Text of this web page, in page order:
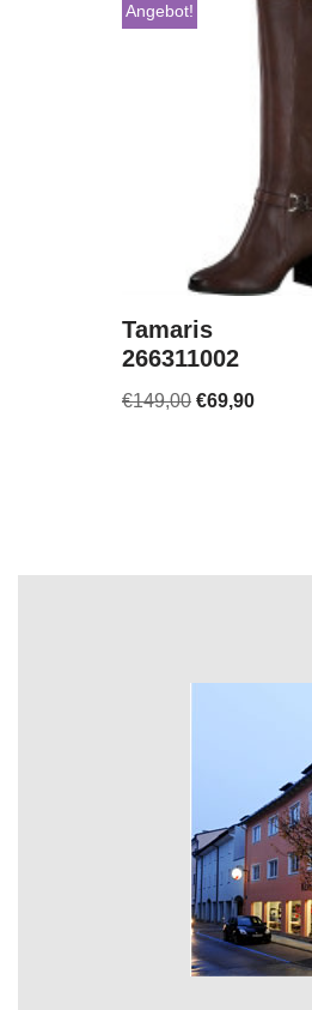
Angebot!
Tamaris
266311002
€149,00 €69,90